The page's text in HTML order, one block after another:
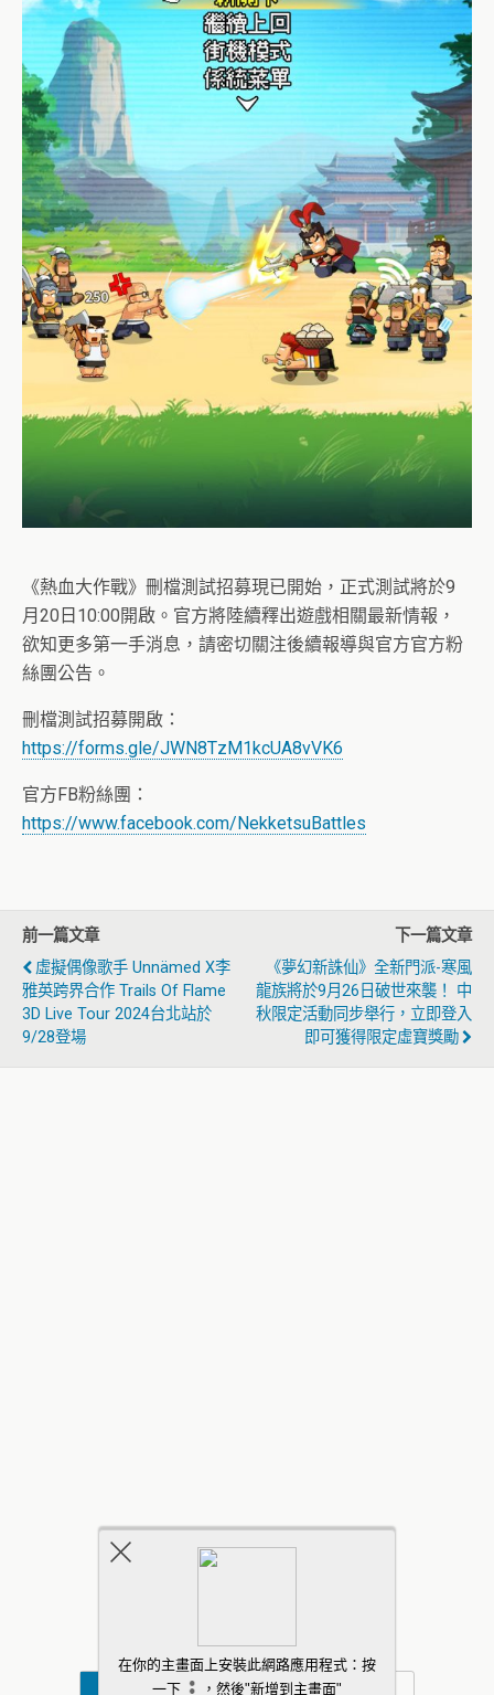
《熱血大作戰》刪檔測試招募現已開始，正式測試將於9
月20日10:00開啟。官方將陸續釋出遊戲相關最新情報，
欲知更多第一手消息，請密切關注後續報導與官方官方粉
絲團公告。
刪檔測試招募開啟：
https://forms.gle/JWN8TzM1kcUA8vVK6
官方FB粉絲團：
https://www.facebook.com/NekketsuBattles
前一篇文章
虛擬偶像歌手 Unnämed X李
雅英跨界合作 Trails Of Flame
3D Live Tour 2024台北站於
9/28登場
下一篇文章
《夢幻新誅仙》全新門派-寒風
龍族將於9月26日破世來襲！ 中
秋限定活動同步舉行，立即登入
即可獲得限定虛寶獎勵
行動 桌面